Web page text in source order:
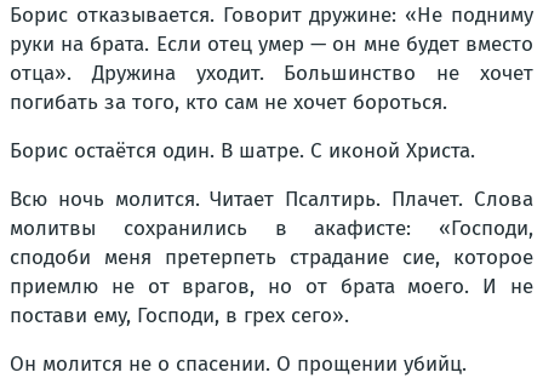
Борис отказывается. Говорит дружине: «Не подниму
руки на брата. Если отец умер — он мне будет вместо
отца». Дружина уходит. Большинство не хочет
погибать за того, кто сам не хочет бороться.
Борис остаётся один. В шатре. С иконой Христа.
Всю ночь молится. Читает Псалтирь. Плачет. Слова
молитвы сохранились в акафисте: «Господи,
сподоби меня претерпеть страдание сие, которое
приемлю не от врагов, но от брата моего. И не
постави ему, Господи, в грех сего».
Он молится не о спасении. О прощении убийц.